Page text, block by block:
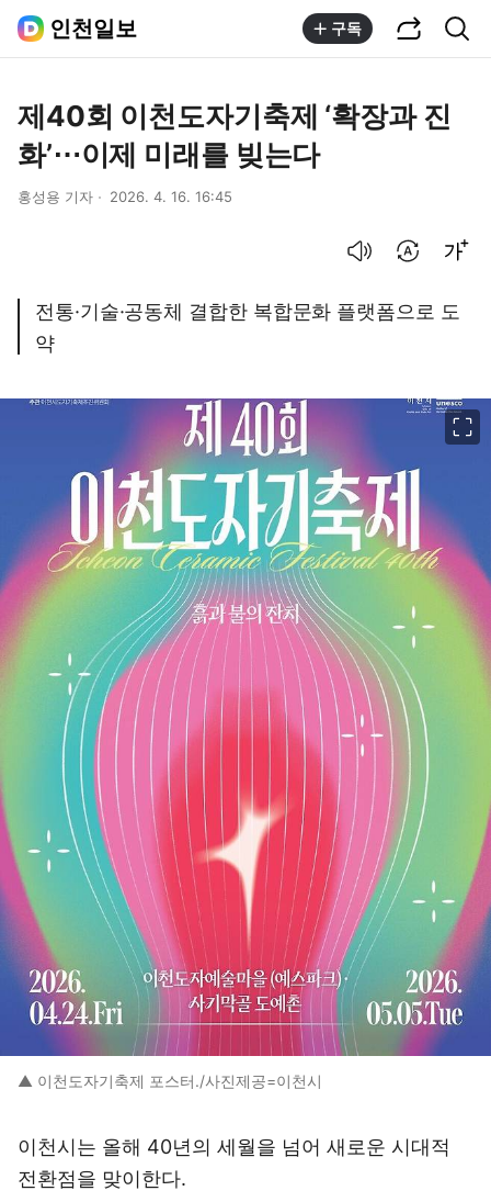
인천일보 구독
제40회 이천도자기축제 ‘확장과 진
화’⋯이제 미래를 빚는다
홍성용 기자 2026. 4. 16. 16:45
전통·기술·공동체 결합한 복합문화 플랫폼으로 도
약
▲ 이천도자기축제 포스터./사진제공=이천시
이천시는 올해 40년의 세월을 넘어 새로운 시대적
전환점을 맞이한다.